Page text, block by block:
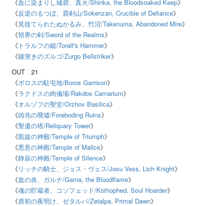
《血に染まりし城砦、真火/Shinka, the Bloodsoaked Keep》
《反逆のるつぼ、霜剣山/Sokenzan, Crucible of Defiance》
《見捨てられたぬかるみ、竹沼/Takenuma, Abandoned Mire》
《領界の剣/Sword of the Realms》
《 トラルフの鎚/Toralf's Hammer》
《鐘突きのズルゴ/Zurgo Bellstriker》
OUT
21
《ボロスの駐屯地/Boros Garrison》
《ラクドスの肉儀場/Rakdos Carnarium》
《オルゾフの聖堂/Orzhov Basilica》
《凶兆の廃墟/Foreboding Ruins》
《聖遺の塔/Reliquary Tower》
《凱旋の神殿/Temple of Triumph》
《悪意の神殿/Temple of Malice》
《静寂の神殿/Temple of Silence》
《 リッチの騎士、ジョス・ヴェス/Josu Vess, Lich Knight》
《血の炎、ガルナ/Garna, the Bloodflame》
《魂の貯蔵者、コソフェッド/Kothophed, Soul Hoarder》
《原初の夜明け、ゼタルパ/Zetalpa, Primal Dawn》